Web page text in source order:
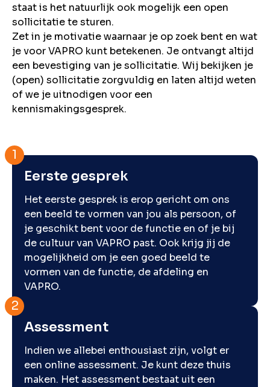
staat is het natuurlijk ook mogelijk een open
sollicitatie te sturen.
Zet in je motivatie waarnaar je op zoek bent en wat
je voor VAPRO kunt betekenen. Je ontvangt altijd
een bevestiging van je sollicitatie. Wij bekijken je
(open) sollicitatie zorgvuldig en laten altijd weten
of we je uitnodigen voor een
kennismakingsgesprek.
Eerste gesprek
Het eerste gesprek is erop gericht om ons
een beeld te vormen van jou als persoon, of
je geschikt bent voor de functie en of je bij
de cultuur van VAPRO past. Ook krijg jij de
mogelijkheid om je een goed beeld te
vormen van de functie, de afdeling en
VAPRO.
Assessment
Indien we allebei enthousiast zijn, volgt er
een online assessment. Je kunt deze thuis
maken. Het assessment bestaat uit een